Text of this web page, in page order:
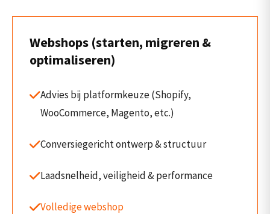
Webshops (starten, migreren &
optimaliseren)
Advies bij platformkeuze (Shopify,
WooCommerce, Magento, etc.)
Conversiegericht ontwerp & structuur
Laadsnelheid, veiligheid & performance
Volledige webshop